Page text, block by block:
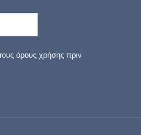
όρους χρήσης πριν